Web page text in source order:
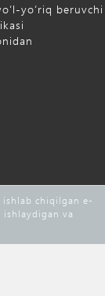
yo‘riq beruvchi
ishlab chiqilgan e-
va